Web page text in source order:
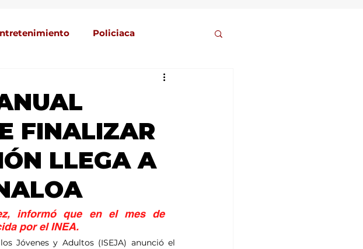
Policiaca
FINALIZAR
LLEGA A
informó que en el mes de
por el INEA.
Jóvenes y Adultos (ISEJA) anunció el